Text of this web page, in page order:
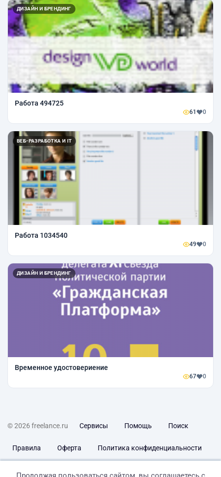
ДИЗАЙН И БРЕНДИНГ
Работа 494725
61 0
ВЕБ-РАЗРАБОТКА И IT
Работа 1034540
49 0
ДИЗАЙН И БРЕНДИНГ
Временное удостовериение
67 0
© 2026 freelance.ru Сервисы Помощь Поиск
Правила Оферта Политика конфиденциальности